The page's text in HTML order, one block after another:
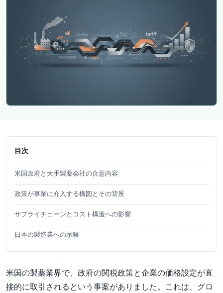
目次
米国政府と大手製薬会社の合意内容
政策が事業に介入する構図とその背景
サプライチェーンとコスト構造への影響
日本の製造業への示唆
米国の製薬業界で、政府の関税政策と企業の価格設定が直
接的に取引されるという事案がありました。これは、グロ